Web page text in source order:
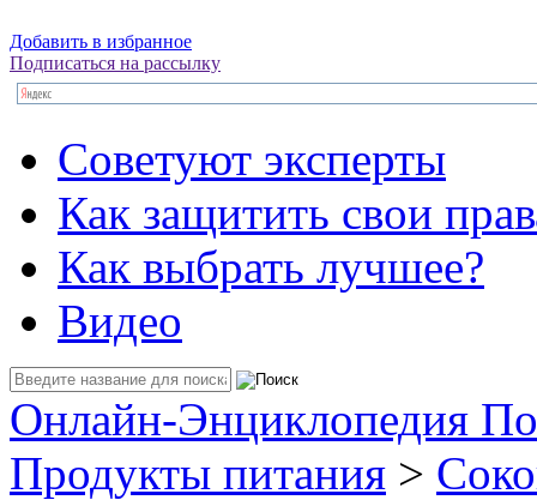
Добавить в избранное
Подписаться на рассылку
Советуют эксперты
Как защитить свои
Как выбрать лучшее?
Видео
Онлайн-Энциклопедия
Продукты питания >